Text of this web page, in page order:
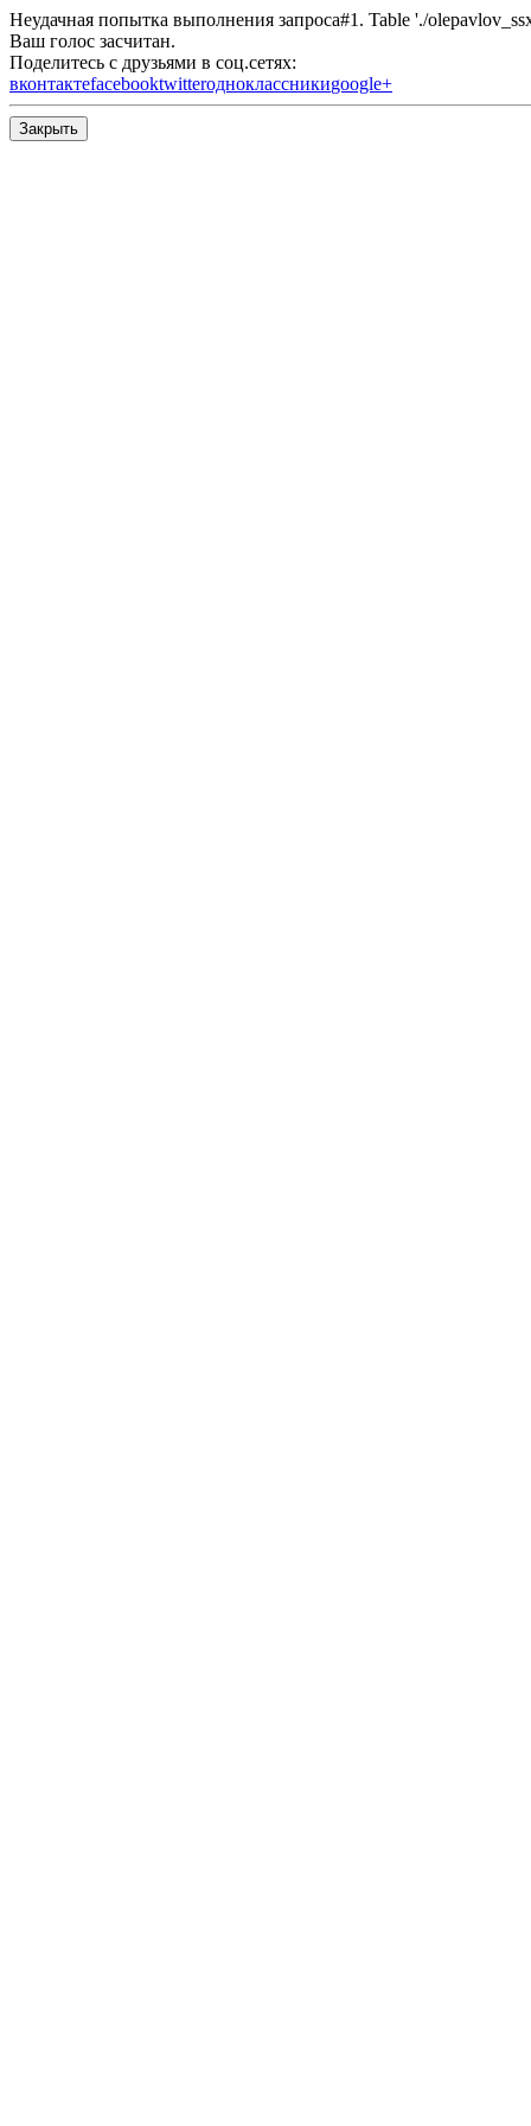
Неудачная попытка выполнения запроса#1. Table './
Ваш голос засчитан.
Поделитесь с друзьями в соц.сетях:
вконтактеfacebooktwitterодноклассникиgoogle+